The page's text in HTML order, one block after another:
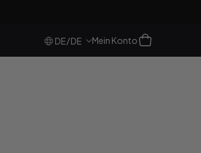
DE/DE Mein Konto
EinloggenWarenkorb